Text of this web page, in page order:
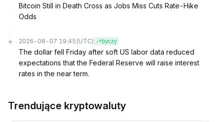
Bitcoin Still in Death Cross as Jobs Miss Cuts Rate-Hike
Odds
2026-08-07 19:45 (UTC) byczy
The dollar fell Friday after soft US labor data reduced
expectations that the Federal Reserve will raise interest
rates in the near term.
Trendujące kryptowaluty